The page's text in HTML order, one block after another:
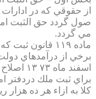
از حقوقي كه در
مي گردد.
ماده ۱۱۹
اسفند ماه ۷۳ ۱۳ اصلاح گرديده مقرر مي دارد:
كلا به ازاء هر ده